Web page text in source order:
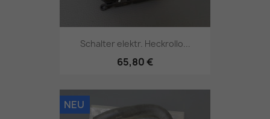
Schalter elektr. Heckrollo...
65,80 €
NEU